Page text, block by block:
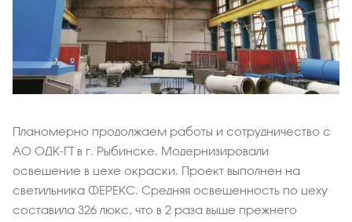
Планомерно продолжаем работы и сотрудничество с
АО ОДК-ГТ в г. Рыбинске. Модернизировали
освещение в цехе окраски. Проект выполнен на
светильника ФЕРЕКС. Средняя освещенность по цеху
составила 326 люкс, что в 2 раза выше прежнего